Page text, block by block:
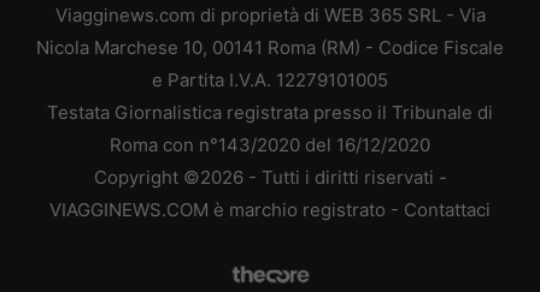
Viagginews.com di proprietà di WEB 365 SRL - Via
Nicola Marchese 10, 00141 Roma (RM) - Codice Fiscale
e Partita I.V.A. 12279101005
Testata Giornalistica registrata presso il Tribunale di
Roma con n°143/2020 del 16/12/2020
Copyright ©2026 - Tutti i diritti riservati -
VIAGGINEWS.COM è marchio registrato - Contattaci